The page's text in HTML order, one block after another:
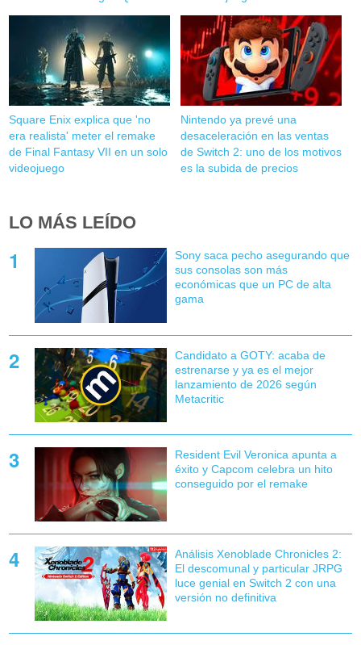
Square Enix explica que 'no
era realista' meter el remake
de Final Fantasy VII en un solo
videojuego
Nintendo ya prevé una
desaceleración en las ventas
de Switch 2: uno de los motivos
es la subida de precios
LO MÁS LEÍDO
Sony saca pecho asegurando que
sus consolas son más
económicas que un PC de alta
gama
Candidato a GOTY: acaba de
estrenarse y ya es el mejor
lanzamiento de 2026 según
Metacritic
Resident Evil Veronica apunta a
éxito y Capcom celebra un hito
conseguido por el remake
Análisis Xenoblade Chronicles 2:
El descomunal y particular JRPG
luce genial en Switch 2 con una
versión no definitiva